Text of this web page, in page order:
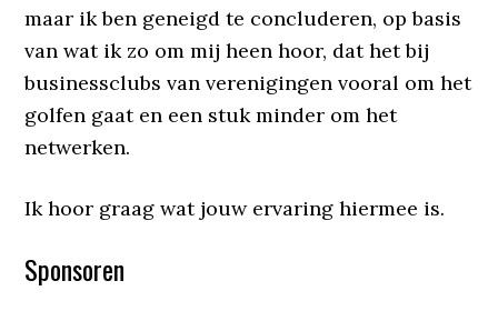
maar ik ben geneigd te concluderen, op basis
van wat ik zo om mij heen hoor, dat het bij
businessclubs van verenigingen vooral om het
golfen gaat en een stuk minder om het
netwerken.
Ik hoor graag wat jouw ervaring hiermee is.
Sponsoren